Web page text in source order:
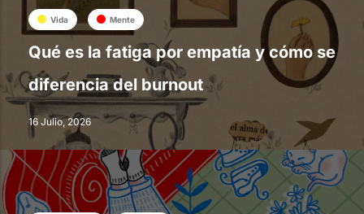
Vida Mente
Qué es la fatiga por empatía y cómo se
diferencia del burnout
16 Julio, 2026